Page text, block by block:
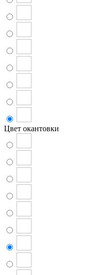
Цвет окантовки